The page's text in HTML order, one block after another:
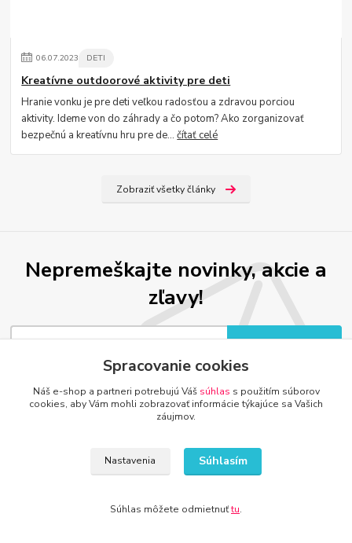
06.07.2023 DETI
Kreatívne outdoorové aktivity pre deti
Hranie vonku je pre deti veľkou radosťou a zdravou porciou
aktivity. Ideme von do záhrady a čo potom? Ako zorganizovať
bezpečnú a kreatívnu hru pre de...čítať celé
Zobraziť všetky články
Nepremeškajte novinky, akcie a
zľavy!
spracovaním osobných údajov
Môžete sa kedykoľvek odhlásiť. Zasielame raz za 14 dní.
Spracovanie cookies
Náš e-shop a partneri potrebujú Váš súhlas s použitím súborov
cookies, aby Vám mohli zobrazovať informácie týkajúce sa Vašich
záujmov.
Nastavenia Súhlasím
Súhlas môžete odmietnuťtu.